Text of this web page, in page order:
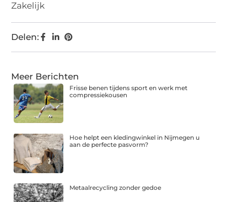
Zakelijk
Delen:
Meer Berichten
Frisse benen tijdens sport en werk met
compressiekousen
Hoe helpt een kledingwinkel in Nijmegen u
aan de perfecte pasvorm?
Metaalrecycling zonder gedoe